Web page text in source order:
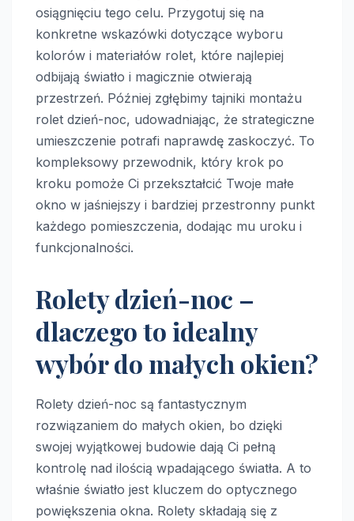
osiągnięciu tego celu. Przygotuj się na
konkretne wskazówki dotyczące wyboru
kolorów i materiałów rolet, które najlepiej
odbijają światło i magicznie otwierają
przestrzeń. Później zgłębimy tajniki montażu
rolet dzień-noc, udowadniając, że strategiczne
umieszczenie potrafi naprawdę zaskoczyć. To
kompleksowy przewodnik, który krok po
kroku pomoże Ci przekształcić Twoje małe
okno w jaśniejszy i bardziej przestronny punkt
każdego pomieszczenia, dodając mu uroku i
funkcjonalności.
Rolety dzień-noc –
dlaczego to idealny
wybór do małych okien?
Rolety dzień-noc są fantastycznym
rozwiązaniem do małych okien, bo dzięki
swojej wyjątkowej budowie dają Ci pełną
kontrolę nad ilością wpadającego światła. A to
właśnie światło jest kluczem do optycznego
powiększenia okna. Rolety składają się z